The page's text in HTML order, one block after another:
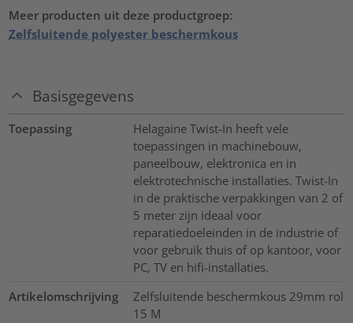
Meer producten uit deze productgroep:
Zelfsluitende polyester beschermkous
Basisgegevens
Toepassing
Helagaine Twist-In heeft vele
toepassingen in machinebouw,
paneelbouw, elektronica en in
elektrotechnische installaties. Twist-In
in de praktische verpakkingen van 2 of
5 meter zijn ideaal voor
reparatiedoeleinden in de industrie of
voor gebruik thuis of op kantoor, voor
PC, TV en hifi-installaties.
Artikelomschrijving
Zelfsluitende beschermkous 29mm rol
15 M